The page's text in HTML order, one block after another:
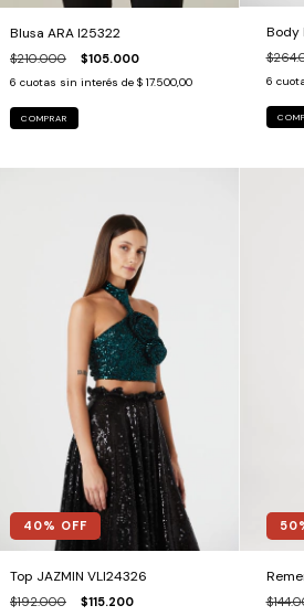
Blusa ARA I25322
$210.000 $105.000
6 cuotas sin interés de $ 17.500,00
COMPRAR
Body
6
40% OFF
Top JAZMIN VLI24326
$192.000 $115.200
50